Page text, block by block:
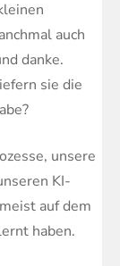
auch
danke.
sie die
unsere
KI-
auf dem
haben.